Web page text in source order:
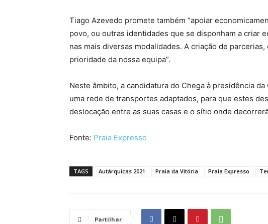
Tiago Azevedo promete também “apoiar
povo, ou outras identidades que se disponham a criar
nas mais diversas modalidades. A criação de
prioridade da nossa equipa”.
Neste âmbito, a candidatura do Chega à presidência
uma rede de transportes adaptados, para que estes
deslocação entre as suas casas e o sítio onde
Fonte: Praia Expresso
TAGS Autárquicas 2021 Praia da Vitória Praia Expresso
Partilhar